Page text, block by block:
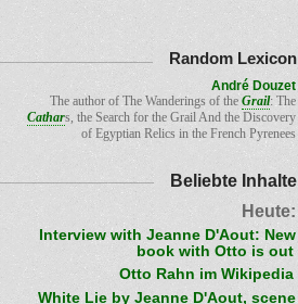
Random Lexicon
André Douzet
The author of The Wanderings of the Grail: The
Cathars, the Search for the Grail And the Discovery
of Egyptian Relics in the French Pyrenees
Beliebte Inhalte
Heute:
Interview with Jeanne D'Aout: New
book with Otto is out
Otto Rahn im Wikipedia
White Lie by Jeanne D'Aout, scene